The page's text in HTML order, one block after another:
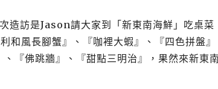
造訪是Jason請大家到「新東南海鮮」吃桌菜
和風長腳蟹』、『咖裡大蝦』、『四色拼盤
『佛跳牆』、『甜點三明治』，果然來新東